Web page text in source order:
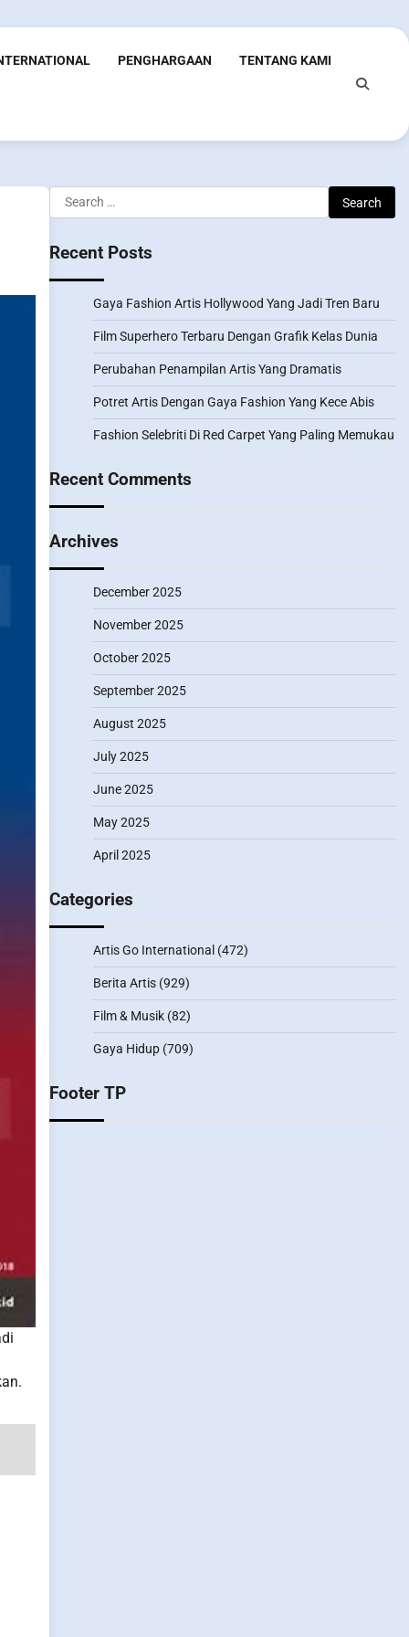
PENGHARGAAN TENTANG KAMI
Search
for:
Recent Posts
Gaya Fashion Artis Hollywood Yang Jadi Tren Baru
Film Superhero Terbaru Dengan Grafik Kelas Dunia
Perubahan Penampilan Artis Yang Dramatis
Potret Artis Dengan Gaya Fashion Yang Kece Abis
Fashion Selebriti Di Red Carpet Yang Paling Memukau
Recent Comments
Archives
December 2025
November 2025
October 2025
September 2025
August 2025
July 2025
June 2025
May 2025
April 2025
Categories
Artis Go International (472)
Berita Artis(929)
Film & Musik(82)
Gaya Hidup(709)
Footer TP